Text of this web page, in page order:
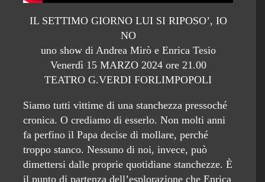
IL SETTIMO GIORNO LUI SI RIPOSO’, IO
NO
uno show di Andrea Mirò e Enrica Tesio
Venerdì 15 MARZO 2024 ore 21.00
TEATRO G.VERDI FORLIMPOPOLI
Siamo tutti vittime di una stanchezza pressoché
cronica. O crediamo di esserlo. Non molti anni
fa perfino il Papa decise di mollare, perché
troppo stanco. Nessuno di noi, invece, può
dimettersi dalle proprie quotidiane stanchezze. È
il punto di partenza dell’esplorazione che Enrica